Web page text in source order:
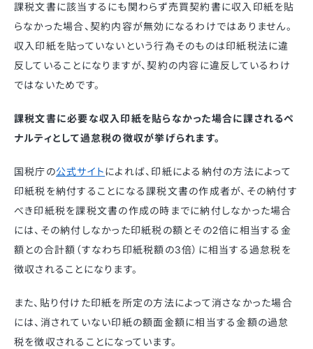
課税文書に該当するにも関わらず売買契約書に収入印紙を貼
らなかった場合、契約内容が無効になるわけではありません。
収入印紙を貼っていないという行為そのものは印紙税法に違
反していることになりますが、契約の内容に違反しているわけ
ではないためです。
課税文書に必要な収入印紙を貼らなかった場合に課されるペ
ナルティとして過怠税の徴収が挙げられます。
国税庁の公式サイトによれば、印紙による納付の方法によって
印紙税を納付することになる課税文書の作成者が、その納付す
べき印紙税を課税文書の作成の時までに納付しなかった場合
には、その納付しなかった印紙税の額とその2倍に相当する金
額との合計額（すなわち印紙税額の3倍）に相当する過怠税を
徴収されることになります。
また、貼り付けた印紙を所定の方法によって消さなかった場合
には、消されていない印紙の額面金額に相当する金額の過怠
税を徴収されることになっています。